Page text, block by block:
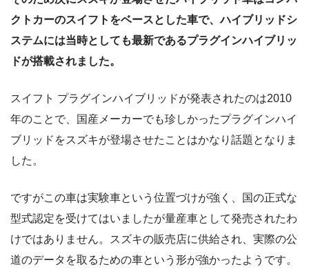
クトカーのスイフトをベースとした車で、ハイブリッドシ
ステムには当時としても最新であるプラグインハイブリッ
ドが搭載されました。
スイフト プラグインハイブリッドが発表されたのは2010
年のことで、国産メーカーでも珍しかったプラグインハイ
ブリッドをスズキが登場させたことはかなり話題となりま
した。
ですがこの車は実験車という位置づけが強く、国の正式な
型式認定を受けてはいましたが量産車として発売されたわ
けではありません。スズキの販売店に供給され、実際の公
道のデータを取るための車という形が強かったようです。